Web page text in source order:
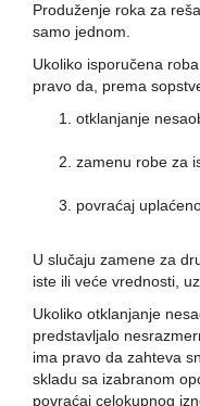
Produženje roka za
samo jednom.
Ukoliko isporučena
pravo da, prema
otklanjanje
zamenu robe za
povraćaj
U slučaju zamene za
iste ili veće vrednosti,
Ukoliko otklanjanje
predstavljalo
ima pravo da zahteva
skladu sa izabranom
povraćaj celokupnog